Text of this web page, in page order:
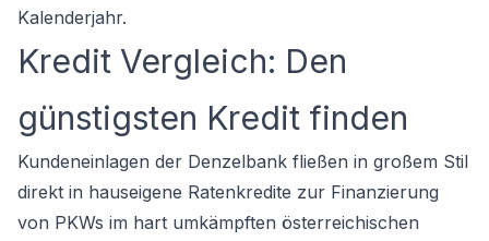
Kalenderjahr.
Kredit Vergleich: Den
günstigsten Kredit finden
Kundeneinlagen der Denzelbank fließen in großem Stil
direkt in hauseigene Ratenkredite zur Finanzierung
von PKWs im hart umkämpften österreichischen